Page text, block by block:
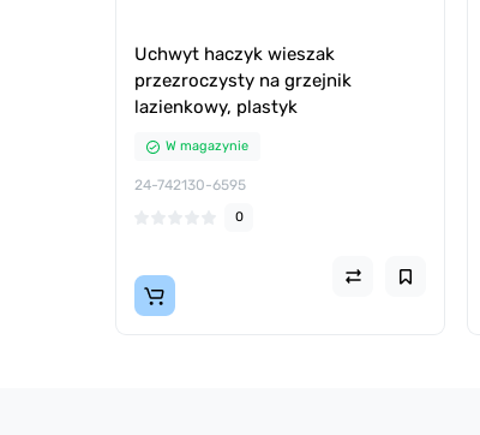
Uchwyt haczyk wieszak
przezroczysty na grzejnik
lazienkowy, plastyk
W magazynie
24-742130-6595
0